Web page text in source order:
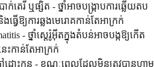
តេរី ឬផ្សិត - ថ្នាំអាចបង្ក្រាបការឆ្លើយតប
វើឱ្យការឆ្លងមេរោគកាន់តែអាក្រក់
- ថ្នាំស្តេរ៉ូអ៊ីតក្នុងតំបន់អាចបង្កឱ្យកើត
េះកាន់តែអាក្រក់
បៅដោះកូន - ខណៈពេលដែលមិនត្រូវបានហាម